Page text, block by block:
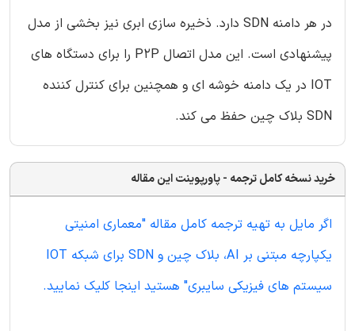
در هر دامنه SDN دارد. ذخیره سازی ابری نیز بخشی از مدل
پیشنهادی است. این مدل اتصال P2P را برای دستگاه های
IOT در یک دامنه خوشه ای و همچنین برای کنترل کننده
SDN بلاک چین حفظ می کند.
خرید نسخه کامل ترجمه - پاورپوینت این مقاله
اگر مایل به تهیه ترجمه کامل مقاله "معماری امنیتی
یکپارچه مبتنی بر AI، بلاک چین و SDN برای شبکه IOT
سیستم های فیزیکی سایبری" هستید اینجا کلیک نمایید.